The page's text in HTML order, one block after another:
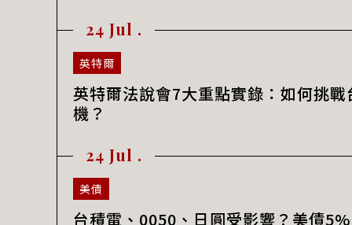
24 Jul .
英特爾
英特爾法說會7大重點實錄：如何挑
機？
24 Jul .
美債
台積電、0050、日圓受影響？美債